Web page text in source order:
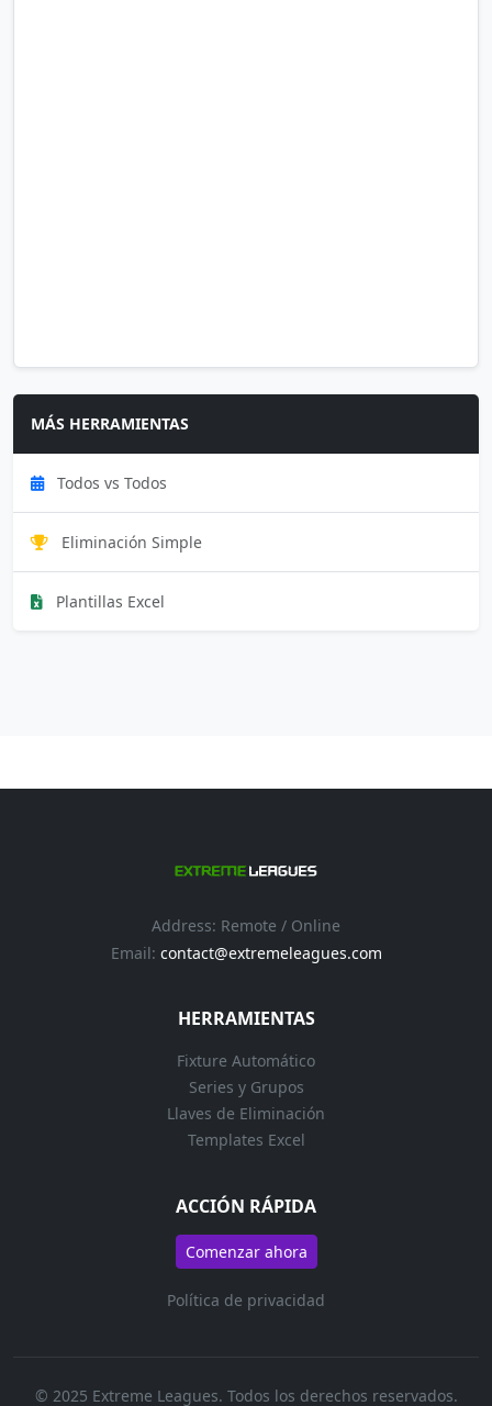
MÁS HERRAMIENTAS
Todos vs Todos
Eliminación Simple
Plantillas Excel
Address: Remote / Online
Email: contact@extremeleagues.com
HERRAMIENTAS
Fixture Automático
Series y Grupos
Llaves de Eliminación
Templates Excel
ACCIÓN RÁPIDA
Comenzar ahora
Política de privacidad
© 2025 Extreme Leagues. Todos los derechos reservados.